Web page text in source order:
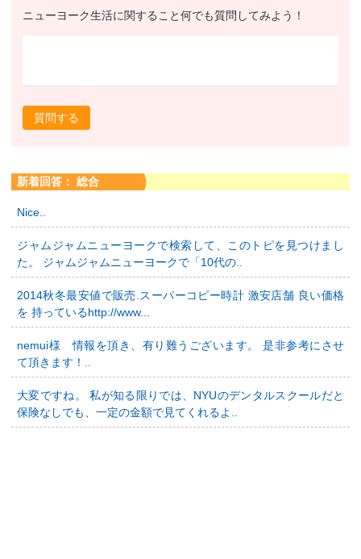
ニューヨーク生活に関すること何でも質問してみよう！
質問する
新着回答： 総合
Nice..
ジャムジャムニューヨークで検索して、このトピを見つけまし
た。 ジャムジャムニューヨークで「10代の..
2014秋冬最安値で販売.スーパーコピー時計 激安店舗 良い価格
を 持っているhttp://www...
nemui様 情報を頂き、有り難うございます。 是非参考にさせ
て頂きます！..
大変ですね。 私が知る限りでは、NYUのデンタルスクールだと
保険なしでも、一定の金額で見てくれるよ..